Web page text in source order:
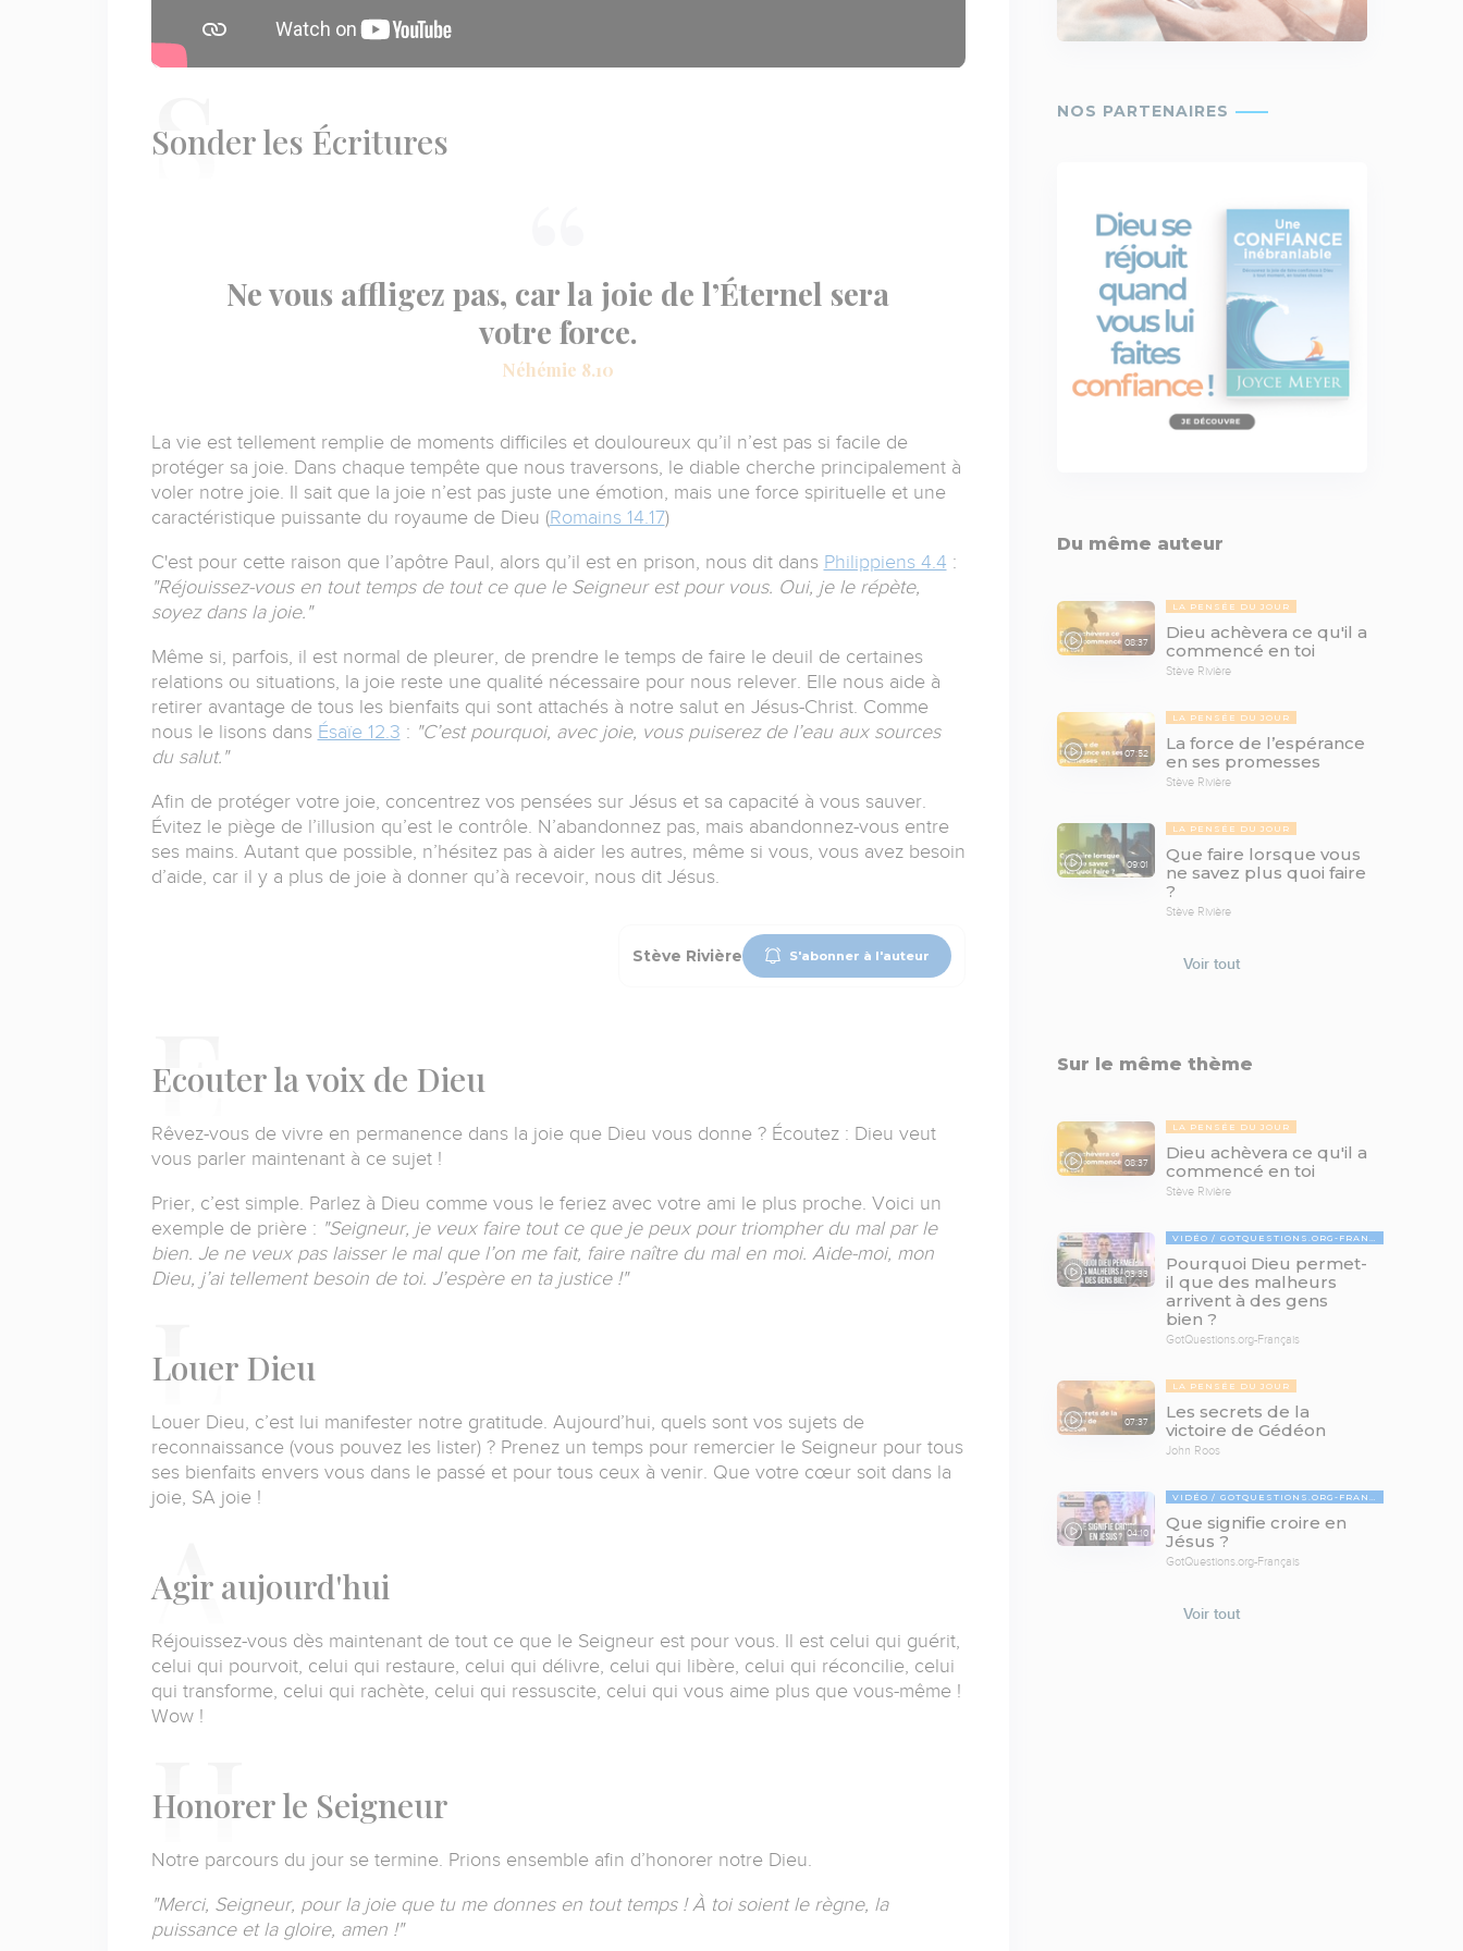
Sonder les Écritures
Ne vous affligez pas, car la joie de l’Éternel sera
votre force.
Néhémie 8.10
La vie est tellement remplie de moments difficiles et douloureux qu’il n’est pas si facile de
protéger sa joie. Dans chaque tempête que nous traversons, le diable cherche principalement à
voler notre joie. Il sait que la joie n’est pas juste une émotion, mais une force spirituelle et une
caractéristique puissante du royaume de Dieu (Romains 14.17)
C'est pour cette raison que l’apôtre Paul, alors qu’il est en prison, nous dit dans Philippiens 4.4 :
"Réjouissez-vous en tout temps de tout ce que le Seigneur est pour vous. Oui, je le répète,
soyez dans la joie."
Même si, parfois, il est normal de pleurer, de prendre le temps de faire le deuil de certaines
relations ou situations, la joie reste une qualité nécessaire pour nous relever. Elle nous aide à
retirer avantage de tous les bienfaits qui sont attachés à notre salut en Jésus-Christ. Comme
nous le lisons dans Ésaïe 12.3 : "C’est pourquoi, avec joie, vous puiserez de l’eau aux sources
du salut."
Afin de protéger votre joie, concentrez vos pensées sur Jésus et sa capacité à vous sauver.
Évitez le piège de l’illusion qu’est le contrôle. N’abandonnez pas, mais abandonnez-vous entre
ses mains. Autant que possible, n’hésitez pas à aider les autres, même si vous, vous avez besoin
d’aide, car il y a plus de joie à donner qu’à recevoir, nous dit Jésus.
Stève Rivière S'abonner à l'auteur
Ecouter la voix de Dieu
Rêvez-vous de vivre en permanence dans la joie que Dieu vous donne ? Écoutez : Dieu veut
vous parler maintenant à ce sujet !
Prier, c’est simple. Parlez à Dieu comme vous le feriez avec votre ami le plus proche. Voici un
exemple de prière : "Seigneur, je veux faire tout ce que je peux pour triompher du mal par le
bien. Je ne veux pas laisser le mal que l’on me fait, faire naître du mal en moi. Aide-moi, mon
Dieu, j’ai tellement besoin de toi. J’espère en ta justice !"
Louer Dieu
Louer Dieu, c’est lui manifester notre gratitude. Aujourd’hui, quels sont vos sujets de
reconnaissance (vous pouvez les lister) ? Prenez un temps pour remercier le Seigneur pour tous
ses bienfaits envers vous dans le passé et pour tous ceux à venir. Que votre cœur soit dans la
joie, SA joie !
Agir aujourd'hui
Réjouissez-vous dès maintenant de tout ce que le Seigneur est pour vous. Il est celui qui guérit,
celui qui pourvoit, celui qui restaure, celui qui délivre, celui qui libère, celui qui réconcilie, celui
qui transforme, celui qui rachète, celui qui ressuscite, celui qui vous aime plus que vous-même !
Wow !
Honorer le Seigneur
Notre parcours du jour se termine. Prions ensemble afin d’honorer notre Dieu.
"Merci, Seigneur, pour la joie que tu me donnes en tout temps !À toi soient le règne, la
puissance et la gloire, amen !"
Du même auteur
08:37
LA PENSÉE DU JOUR
Dieu achèvera ce qu'il a
commencé en toi
Stève Rivière
07:52
LA PENSÉE DU JOUR
La force de l’espérance
en ses promesses
Stève Rivière
09:01
LA PENSÉE DU JOUR
Que faire lorsque vous
ne savez plus quoi faire
?
Stève Rivière
Voir tout
Sur le même thème
08:37
LA PENSÉE DU JOUR
Dieu achèvera ce qu'il a
commencé en toi
Stève Rivière
03:33
VIDÉO GOTQUESTIONS.ORG-FRANÇAIS
Pourquoi Dieu permet-
il que des malheurs
arrivent à des gens
bien ?
GotQuestions.org-Français
07:37
LA PENSÉE DU JOUR
Les secrets de la
victoire de Gédéon
John Roos
04:10
VIDÉO GOTQUESTIONS.ORG-FRANÇAIS
Que signifie croire en
Jésus ?
GotQuestions.org-Français
Voir tout